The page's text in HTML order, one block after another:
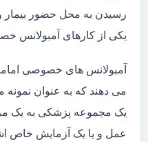
رسیدن به محل حضور بیمار و
یکی از کارهای آمبولانس
آمبولانس های خصوصی
می دهند که به عنوان نمونه
یک مجموعه پزشکی به یک
عمل و یا یک آزمایش خاص